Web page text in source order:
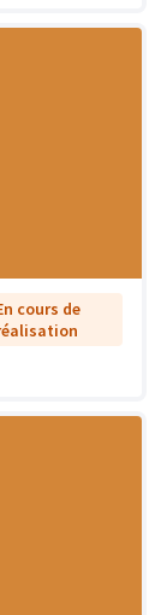
cours de